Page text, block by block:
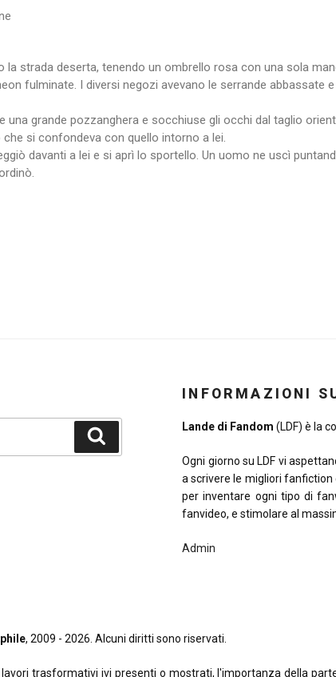
la strada deserta, tenendo un ombrello rosa con una sola
fulminate. I diversi negozi avevano le serrande
una grande pozzanghera e socchiuse gli occhi dal taglio
si confondeva con quello intorno a lei.
davanti a lei e si aprì lo sportello. Un uomo ne uscì
INFORMAZIONI
Lande di Fandom (LDF) è la
Ogni giorno su LDF vi
a scrivere le migliori fanfiction
per inventare ogni tipo di
fanvideo, e stimolare al
Admin
, 2009 - 2026. Alcuni diritti sono riservati.
trasformativi ivi presenti o mostrati, l'importanza della